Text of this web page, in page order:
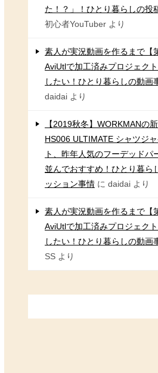
た！？」！ひとり暮らしの投
初心者YouTuber より
素人が実況動画を作るまで【
AviUtlで加工済みプロジェク
したい！ひとり暮らしの動画
daidai より
【2019秋冬】WORKMANの新
HS006 ULTIMATE シャツジ
ト、昨年人気のフーデッドパ
並んでおすすめ！ひとり暮ら
ッション事情 に daidai より
素人が実況動画を作るまで【
AviUtlで加工済みプロジェク
したい！ひとり暮らしの動画
SS より